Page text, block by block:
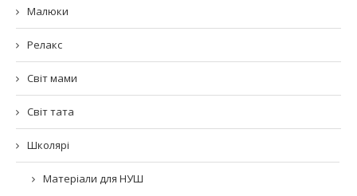
Малюки
Релакс
Світ мами
Світ тата
Школярі
Матеріали для НУШ